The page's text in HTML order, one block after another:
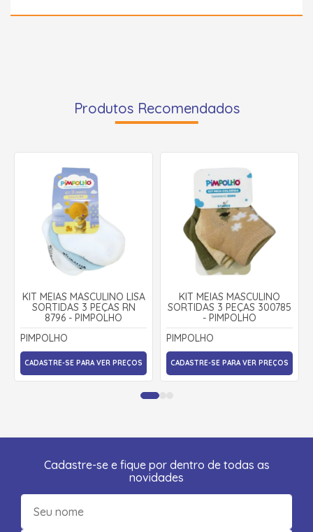
Produtos Recomendados
KIT MEIAS MASCULINO LISA
SORTIDAS 3 PEÇAS RN
8796 - PIMPOLHO
PIMPOLHO
CADASTRE-SE PARA VER PREÇOS
KIT MEIAS MASCULINO
SORTIDAS 3 PEÇAS 300785
- PIMPOLHO
PIMPOLHO
CADASTRE-SE PARA VER PREÇOS
Cadastre-se e fique por dentro de todas as
novidades